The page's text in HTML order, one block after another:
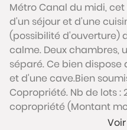
Métro Canal du midi,
d'un séjour et d'une
(possibilité d'ouverture)
calme. Deux chambres,
séparé. Ce bien
et d'une cave.Bien
Copropriété. Nb de lots :
copropriété (Montant
budget prévisionnel